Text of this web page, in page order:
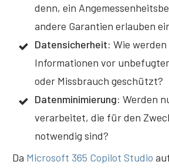
denn, ein
andere Garantien erlauben
Datensicherheit: Wie werden
Informationen vor
oder Missbrauch geschützt?
Datenminimierung: Werden
verarbeitet, die für den
notwendig sind?
Da Microsoft 365 Copilot Studio